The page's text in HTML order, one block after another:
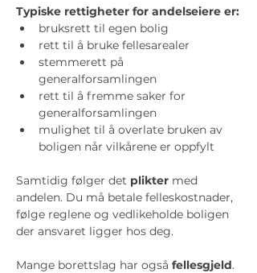
Typiske rettigheter for andelseiere er:
bruksrett til egen bolig
rett til å bruke fellesarealer
stemmerett på
generalforsamlingen
rett til å fremme saker for
generalforsamlingen
mulighet til å overlate bruken av
boligen når vilkårene er oppfylt
Samtidig følger det plikter med
andelen. Du må betale felleskostnader,
følge reglene og vedlikeholde boligen
der ansvaret ligger hos deg.
Mange borettslag har også fellesgjeld.